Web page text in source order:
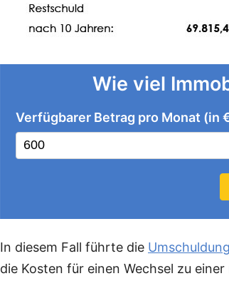
Wie viel
Verfügbarer Betrag pro Monat (in
In diesem Fall führte die Umschuldung
die Kosten für einen Wechsel zu